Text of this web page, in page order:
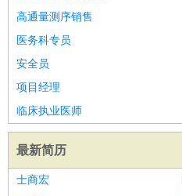
高通量测序销售
医务科专员
安全员
项目经理
临床执业医师
最新简历
士商宏